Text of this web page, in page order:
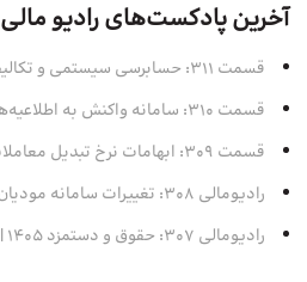
آخرین پادکست‌های رادیو مالی
قسمت 311: حسابرسی سیستمی و تکالیف قانونی تابستان
قسمت 310: سامانه واکنش به اطلاعیه‌های 169 و سایر منابع اطلاعاتی
قسمت 309: ابهامات نرخ تبدیل معاملات ارزی
رادیومالی 308: تغییرات سامانه مودیان زیر ذره‌بین
رادیومالی 307: حقوق و دستمزد 1405 | اطلاعیه‌ها تا محاسبات